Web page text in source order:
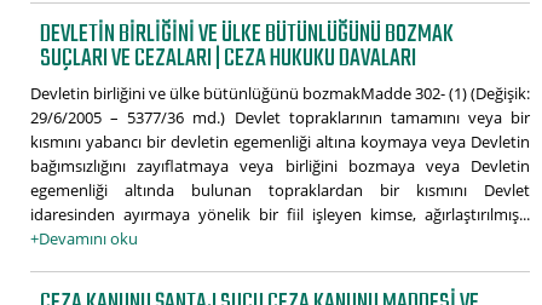
DEVLETIN BIRLIĞINI VE ÜLKE BÜTÜNLÜĞÜNÜ BOZMAK
SUÇLARI VE CEZALARI | CEZA HUKUKU DAVALARI
Devletin birliğini ve ülke bütünlüğünü bozmakMadde 302- (1) (Değişik:
29/6/2005 – 5377/36 md.) Devlet topraklarının tamamını veya bir
kısmını yabancı bir devletin egemenliği altına koymaya veya Devletin
bağımsızlığını zayıflatmaya veya birliğini bozmaya veya Devletin
egemenliği altında bulunan topraklardan bir kısmını Devlet
idaresinden ayırmaya yönelik bir fiil işleyen kimse, ağırlaştırılmış...
+Devamını oku